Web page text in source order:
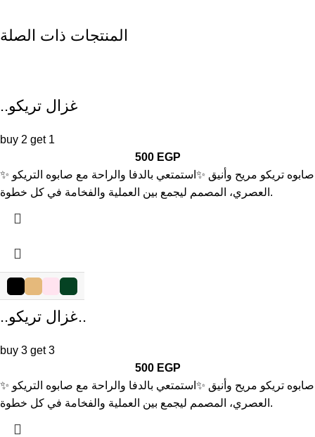
المنتجات ذات الصلة
..غزال تريكو
buy 2 get 1
500 EGP
✨ صابوه تريكو مريح وأنيق ✨استمتعي بالدفا والراحة مع صابوه التريكو
العصري، المصمم ليجمع بين العملية والفخامة في كل خطوة.
..غزال تريكو..
buy 3 get 3
500 EGP
✨ صابوه تريكو مريح وأنيق ✨استمتعي بالدفا والراحة مع صابوه التريكو
العصري، المصمم ليجمع بين العملية والفخامة في كل خطوة.